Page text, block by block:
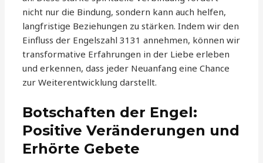
nicht nur die Bindung, sondern kann auch helfen,
langfristige Beziehungen zu stärken. Indem wir den
Einfluss der Engelszahl 3131 annehmen, können wir
transformative Erfahrungen in der Liebe erleben
und erkennen, dass jeder Neuanfang eine Chance
zur Weiterentwicklung darstellt.
Botschaften der Engel:
Positive Veränderungen und
Erhörte Gebete